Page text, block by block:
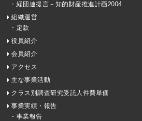
・経団連提言－知的財産推進計画2004
組織運営
・定款
役員紹介
会員紹介
アクセス
主な事業活動
クラス別調査研究受託人件費単価
事業実績・報告
・事業報告